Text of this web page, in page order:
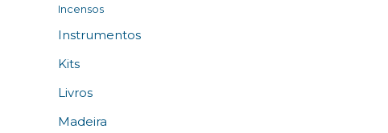
Incensos
Instrumentos
Kits
Livros
Madeira